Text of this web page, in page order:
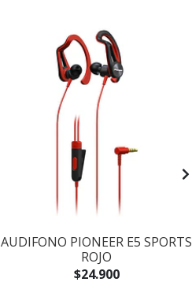
AUDIFONO PIONEER E5 SPORTS
ROJO
$24.900